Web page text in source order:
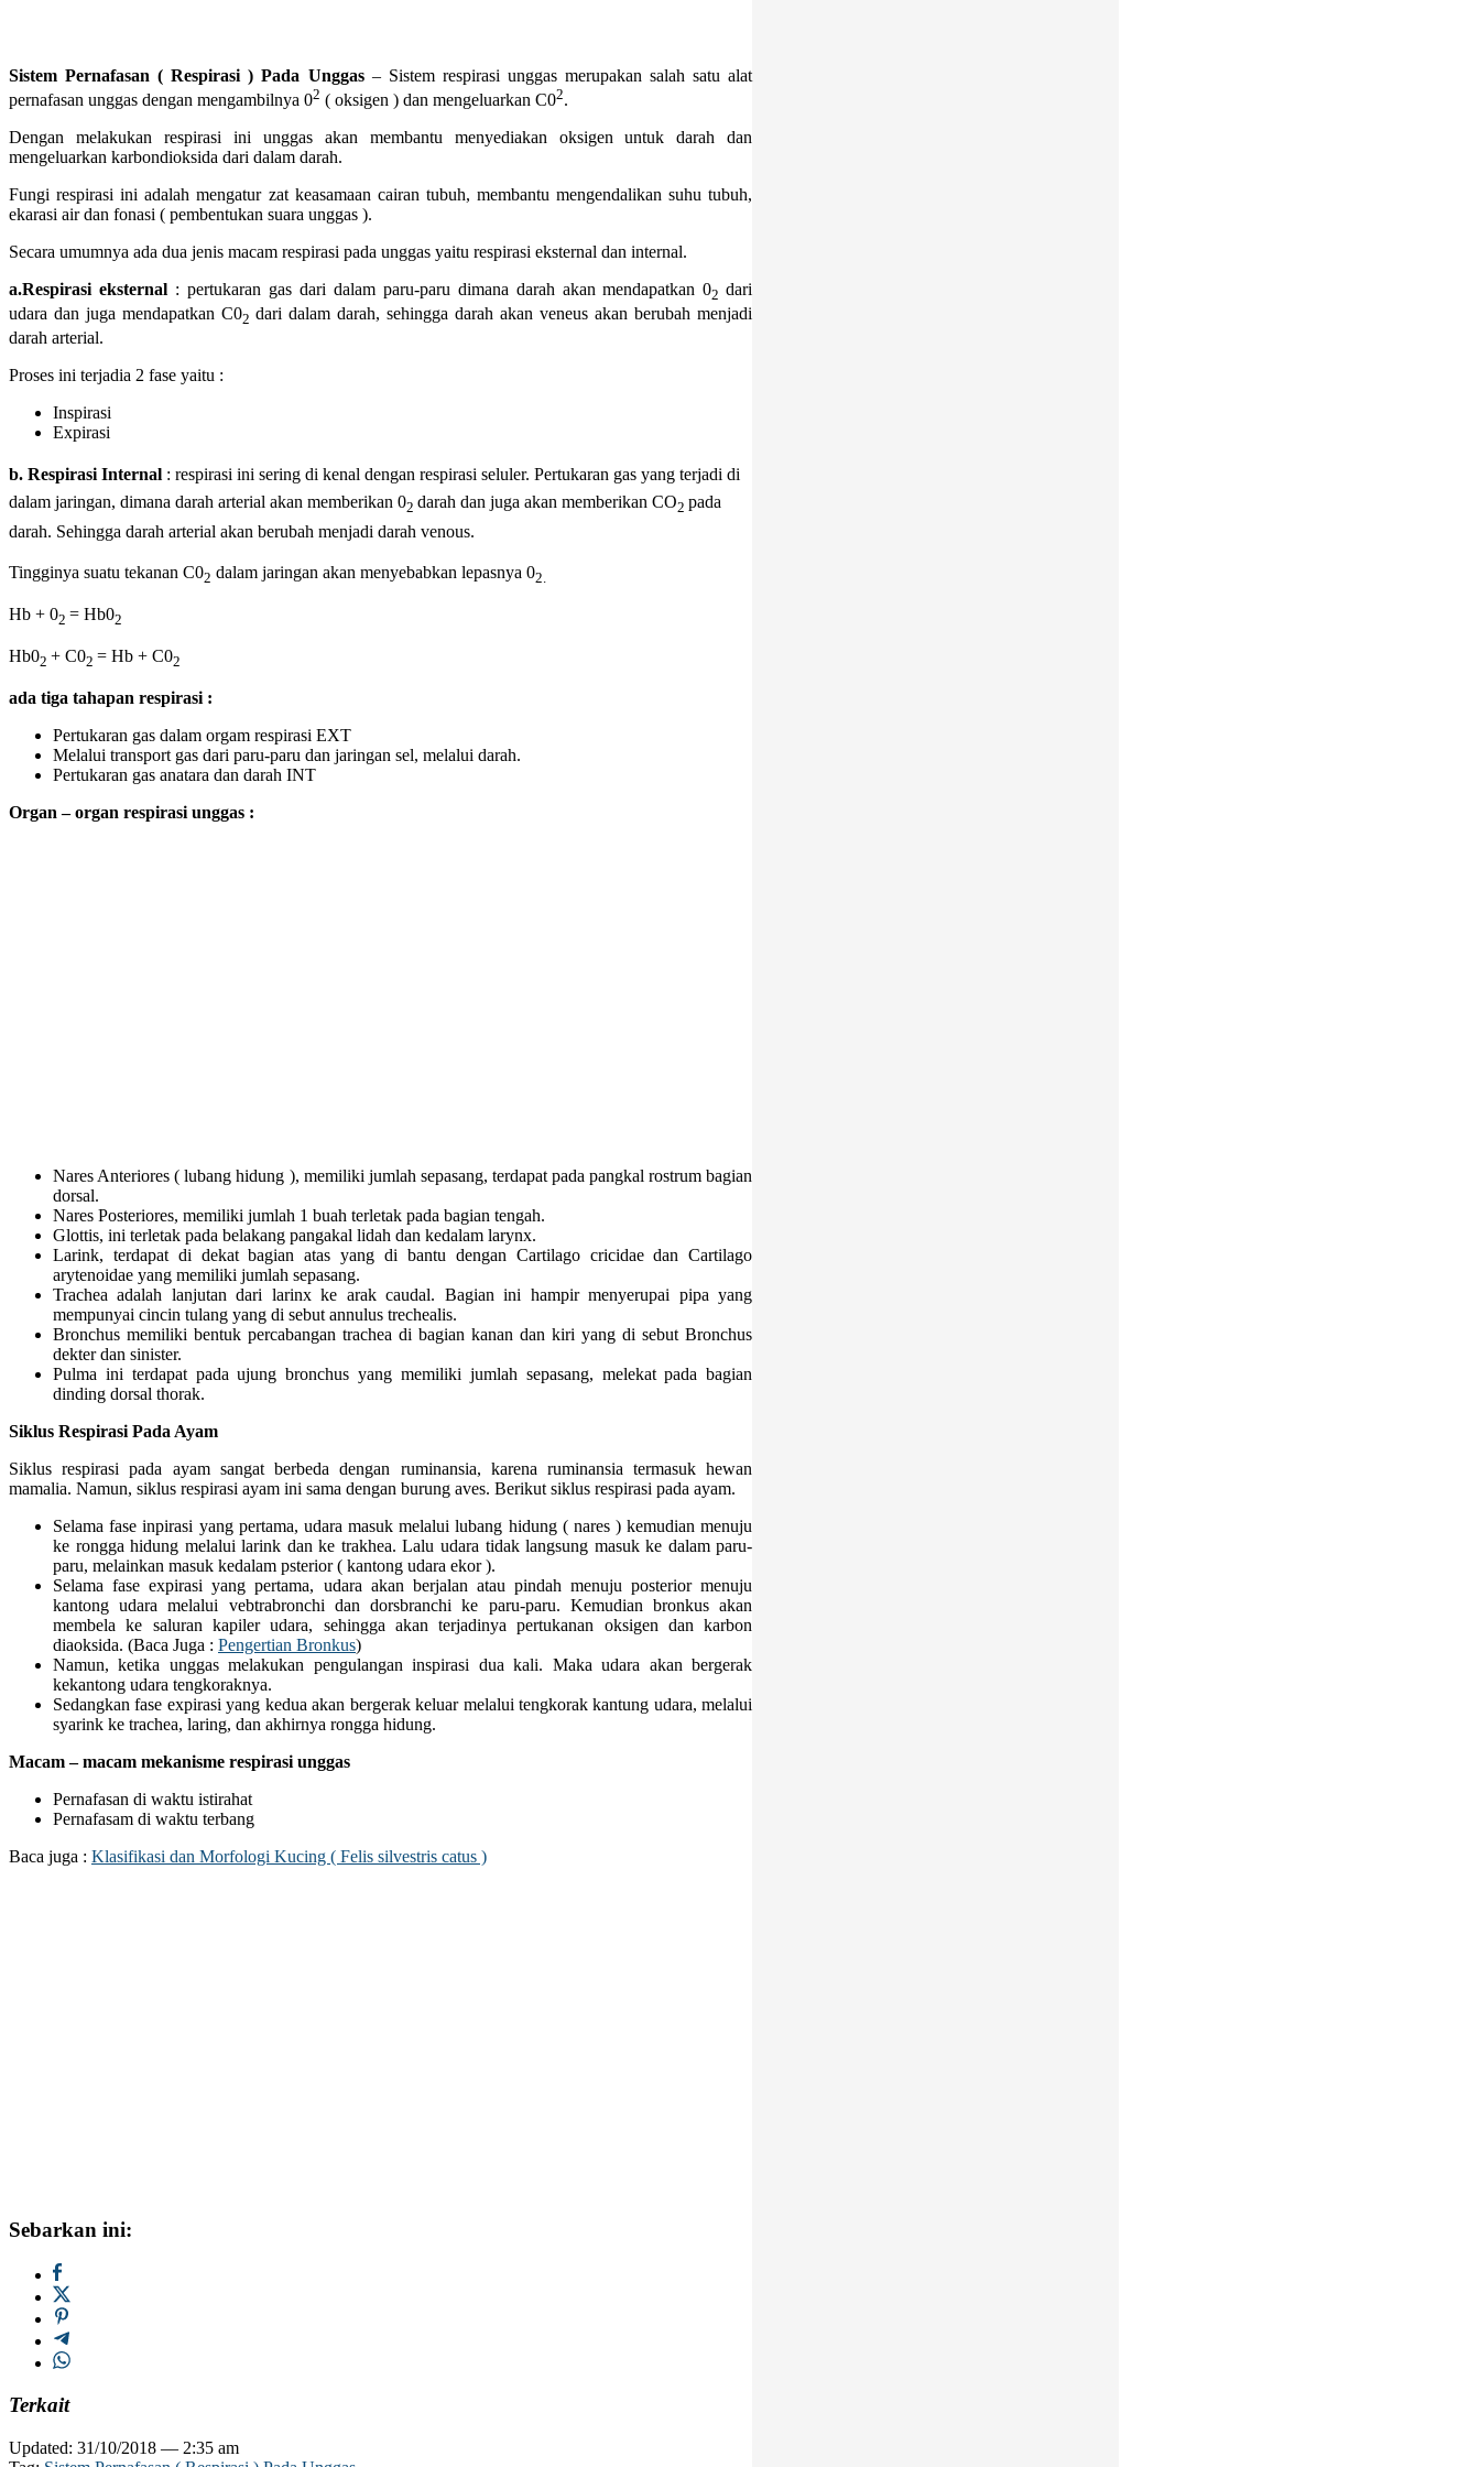
Sistem Pernafasan ( Respirasi ) Pada Unggas– Sistem respirasi unggas merupakan salah satu alat
pernafasan unggas dengan mengambilnya 02 ( oksigen ) dan mengeluarkan C02.
Dengan melakukan respirasi ini unggas akan membantu menyediakan oksigen untuk darah dan
mengeluarkan karbondioksida dari dalam darah.
Fungi respirasi ini adalah mengatur zat keasamaan cairan tubuh, membantu mengendalikan suhu tubuh,
ekarasi air dan fonasi ( pembentukan suara unggas ).
Secara umumnya ada dua jenis macam respirasi pada unggas yaitu respirasi eksternal dan internal.
a.Respirasi eksternal: pertukaran gas dari dalam paru-paru dimana darah akan mendapatkan 02dari
udara dan juga mendapatkan C02dari dalam darah, sehingga darah akan veneus akan berubah menjadi
darah arterial.
Proses ini terjadia 2 fase yaitu :
Inspirasi
Expirasi
b. Respirasi Internal : respirasi ini sering di kenal dengan respirasi seluler. Pertukaran gas yang terjadi di
dalam jaringan, dimana darah arterial akan memberikan 02 darah dan juga akan memberikan CO2 pada
darah. Sehingga darah arterial akan berubah menjadi darah venous.
Tingginya suatu tekanan C02 dalam jaringan akan menyebabkan lepasnya 02.
Hb + 02 = Hb02
Hb02 + C02 = Hb + C02
ada tiga tahapan respirasi :
Pertukaran gas dalam orgam respirasi EXT
Melalui transport gas dari paru-paru dan jaringan sel, melalui darah.
Pertukaran gas anatara dan darah INT
Organ – organ respirasi unggas :
Nares Anteriores ( lubang hidung ), memiliki jumlah sepasang, terdapat pada pangkal rostrum bagian
dorsal.
Nares Posteriores, memiliki jumlah 1 buah terletak pada bagian tengah.
Glottis, ini terletak pada belakang pangakal lidah dan kedalam larynx.
Larink, terdapat di dekat bagian atas yang di bantu dengan Cartilago cricidae dan Cartilago
arytenoidae yang memiliki jumlah sepasang.
Trachea adalah lanjutan dari larinx ke arak caudal. Bagian ini hampir menyerupai pipa yang
mempunyai cincin tulang yang di sebut annulus trechealis.
Bronchus memiliki bentuk percabangan trachea di bagian kanan dan kiri yang di sebut Bronchus
dekter dan sinister.
Pulma ini terdapat pada ujung bronchus yang memiliki jumlah sepasang, melekat pada bagian
dinding dorsal thorak.
Siklus Respirasi Pada Ayam
Siklus respirasi pada ayam sangat berbeda dengan ruminansia, karena ruminansia termasuk hewan
mamalia. Namun, siklus respirasi ayam ini sama dengan burung aves. Berikut siklus respirasi pada ayam.
Selama fase inpirasi yang pertama, udara masuk melalui lubang hidung ( nares ) kemudian menuju
ke rongga hidung melalui larink dan ke trakhea. Lalu udara tidak langsung masuk ke dalam paru-
paru, melainkan masuk kedalam psterior ( kantong udara ekor ).
Selama fase expirasi yang pertama, udara akan berjalan atau pindah menuju posterior menuju
kantong udara melalui vebtrabronchi dan dorsbranchi ke paru-paru. Kemudian bronkus akan
membela ke saluran kapiler udara, sehingga akan terjadinya pertukanan oksigen dan karbon
diaoksida. (Baca Juga : Pengertian Bronkus)
Namun, ketika unggas melakukan pengulangan inspirasi dua kali. Maka udara akan bergerak
kekantong udara tengkoraknya.
Sedangkan fase expirasi yang kedua akan bergerak keluar melalui tengkorak kantung udara, melalui
syarink ke trachea, laring, dan akhirnya rongga hidung.
Macam – macam mekanisme respirasi unggas
Pernafasan di waktu istirahat
Pernafasam di waktu terbang
Baca juga : Klasifikasi dan Morfologi Kucing ( Felis silvestris catus )
Sebarkan ini:
Terkait
Updated: 31/10/2018 — 2:35 am